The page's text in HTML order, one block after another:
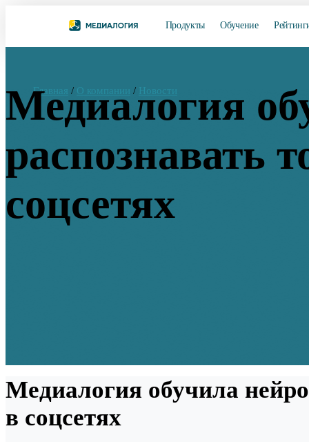
Продукты Обучение
Главная / О компании / Новости
Медиалогия
распознавать
соцсетях
Медиалогия обучила
в соцсетях